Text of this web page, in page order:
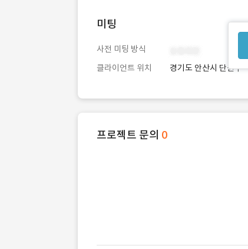
미팅
사전 미팅 방식
클라이언트 위치
경기도 안산시 단원구
프로젝트 문의 0